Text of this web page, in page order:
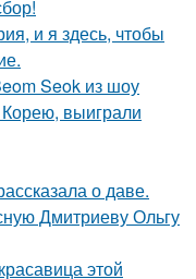
и я здесь, чтобы
Seok из шоу
выиграли
о даве.
Дмитриеву Ольгу
этой